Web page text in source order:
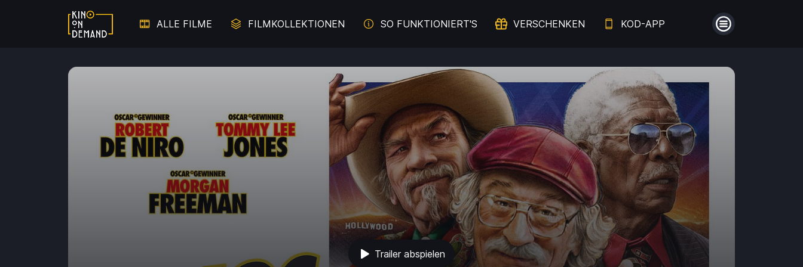
ALLE FILME FILMKOLLEKTIONEN SO FUNKTIONIERT'S VERSCHENKEN KOD-APP
Trailer abspielen